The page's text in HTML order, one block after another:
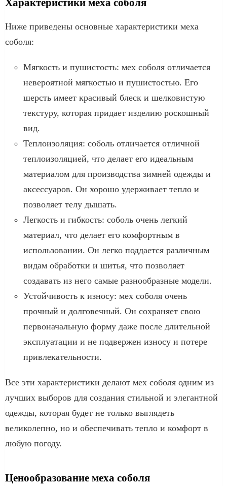
Ниже приведены основные характеристики меха
соболя:
Мягкость и пушистость: мех соболя отличается
невероятной мягкостью и пушистостью. Его
шерсть имеет красивый блеск и шелковистую
текстуру, которая придает изделию роскошный
вид.
Теплоизоляция: соболь отличается отличной
теплоизоляцией, что делает его идеальным
материалом для производства зимней одежды и
аксессуаров. Он хорошо удерживает тепло и
позволяет телу дышать.
Легкость и гибкость: соболь очень легкий
материал, что делает его комфортным в
использовании. Он легко поддается различным
видам обработки и шитья, что позволяет
создавать из него самые разнообразные модели.
Устойчивость к износу: мех соболя очень
прочный и долговечный. Он сохраняет свою
первоначальную форму даже после длительной
эксплуатации и не подвержен износу и потере
привлекательности.
Все эти характеристики делают мех соболя одним из
лучших выборов для создания стильной и элегантной
одежды, которая будет не только выглядеть
великолепно, но и обеспечивать тепло и комфорт в
любую погоду.
Ценообразование меха соболя